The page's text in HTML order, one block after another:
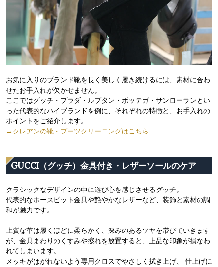
お気に入りのブランド靴を長く美しく履き続けるには、素材に合わ
せたお手入れが欠かせません。
ここではグッチ・プラダ・ルブタン・ボッテガ・サンローランとい
った代表的なハイブランドを例に、それぞれの特徴と、お手入れの
ポイントをご紹介します。
→クレアンの靴・ブーツクリーニングはこちら
GUCCI（グッチ）金具付き・レザーソールのケア
クラシックなデザインの中に遊び心を感じさせるグッチ。
代表的なホースビット金具や艶やかなレザーなど、装飾と素材の調
和が魅力です。
上質な革は履くほどに柔らかく、深みのあるツヤを帯びていきます
が、金具まわりのくすみや擦れを放置すると、上品な印象が損なわ
れてしまいます。
メッキがはがれないよう専用クロスでやさしく拭き上げ、 仕上げに